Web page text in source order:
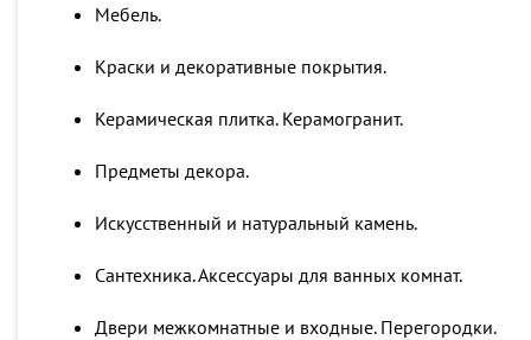
Мебель.
Краски и декоративные покрытия.
Керамическая плитка. Керамогранит.
Предметы декора.
Искусственный и натуральный камень.
Сантехника. Аксессуары для ванных комнат.
Двери межкомнатные и входные. Перегородки.